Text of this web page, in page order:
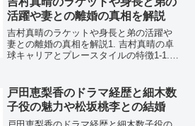
活躍や妻との離婚の真相を解説
吉村真晴のラケットや身長と弟の活躍や
妻との離婚の真相を解説1. 吉村真晴の卓
球キャリアとプレースタイルの特徴1-1.
れなセンスと爆発的な攻撃力を武器に、
長年にわたり日...
戸田恵梨香のドラマ経歴と細木数
子役の魅力や松坂桃李との結婚